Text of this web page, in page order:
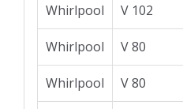
Whirlpool V 102
Whirlpool V 80
Whirlpool V 80